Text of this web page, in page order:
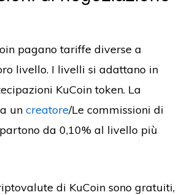
pagano tariffe diverse a
livello. I livelli si adattano in
KuCoin token. La
uncreatore/Le commissioni di
da 0,10% al livello più
di KuCoin sono gratuiti,